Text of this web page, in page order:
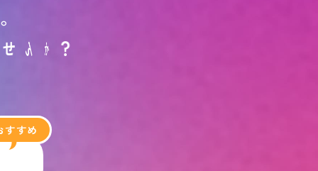
。
せ ん か ？